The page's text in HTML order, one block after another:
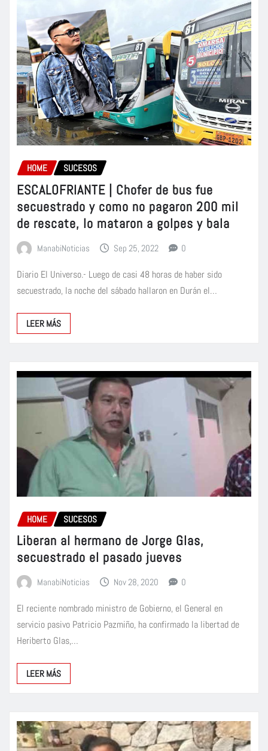
HOME SUCESOS
ESCALOFRIANTE | Chofer de bus fue
secuestrado y como no pagaron 200 mil
de rescate, lo mataron a golpes y bala
ManabiNoticias Sep 25, 2022 0
Diario El Universo.- Luego de casi 48 horas de haber sido
secuestrado, la noche del sábado hallaron en Durán el…
LEER MÁS
HOME SUCESOS
Liberan al hermano de Jorge Glas,
secuestrado el pasado jueves
ManabiNoticias Nov 28, 2020 0
El reciente nombrado ministro de Gobierno, el General en
servicio pasivo Patricio Pazmiño, ha confirmado la libertad de
Heriberto Glas,…
LEER MÁS